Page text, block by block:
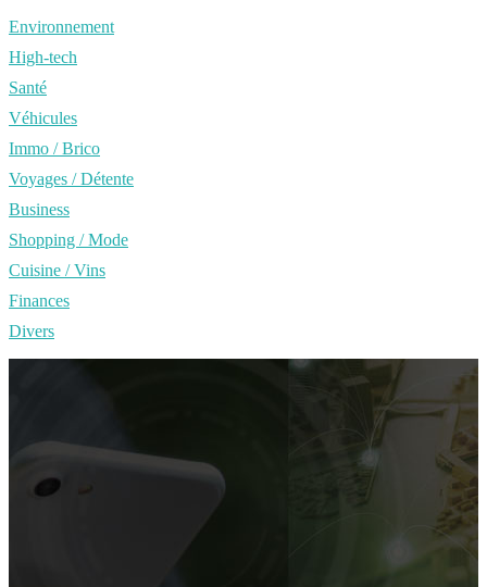
Environnement
High-tech
Santé
Véhicules
Immo / Brico
Voyages / Détente
Business
Shopping / Mode
Cuisine / Vins
Finances
Divers